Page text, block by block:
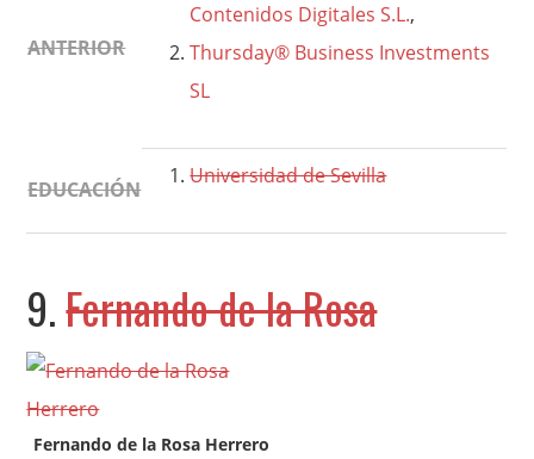
ANTERIOR
Contenidos Digitales S.L.,
Thursday® Business Investments
SL
EDUCACIÓN
Universidad de Sevilla
9.Fernando de la Rosa
Fernando de la Rosa Herrero